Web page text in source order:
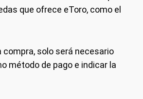
que ofrece eToro, como el
compra, solo será necesario
método de pago e indicar la